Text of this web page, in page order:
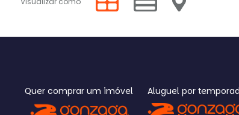
Quer comprar um imóvel Aluguel por